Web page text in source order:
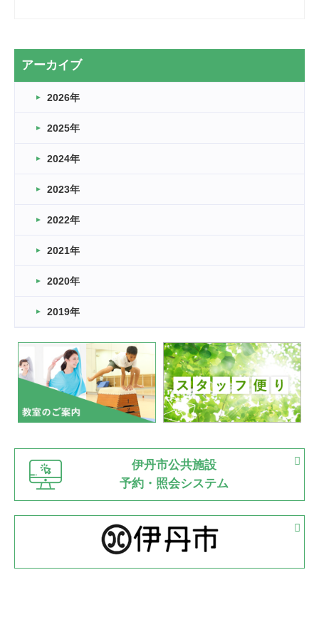
2026.03.20
なぎなた
2026.03.16
車いすバスケとRくんのお話
卒業・卒園の季節★
2026.03.11
緑ケ丘体育館
2022.11.03
緑ケ丘体育館
いたっぼーる大会☆彡
緑ケ丘体育館
2022.07.03
市内総合体育大会が開始
緑ケ丘体育館 猪名川運動広場
古池運動広場
2022.06.12
県知事杯争奪バレーボール大会が開催
緑ケ丘体育館
2022.05.05
体育協会長杯 バドミントン競技の部
2022.05.22
アーカイブ
2026年
2025年
2024年
2023年
2022年
2021年
2020年
2019年
伊丹市公共施設
予約・照会システム